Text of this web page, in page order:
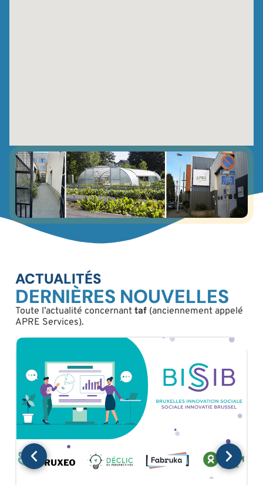
ACTUALITÉS
DERNIÈRES NOUVELLES
Toute l’actualité concernant taf (anciennement appelé
APRE Services).